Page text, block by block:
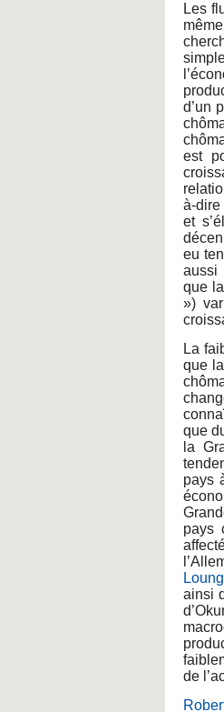
Les
d’un
est
à-dire
et
eu
aussi
que
»)
La
que
que
la
pays
pays
ainsi
de